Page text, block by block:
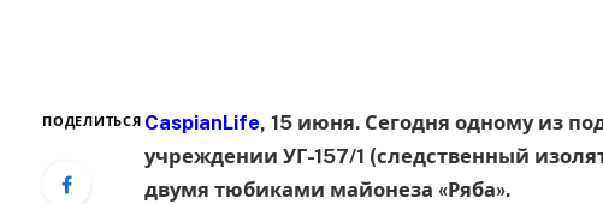
ПОДЕЛИТЬСЯ CaspianLife, 15 июня. Сегодня одному из
учреждении УГ-157/1 (следственный
двумя тюбиками майонеза «Ряба».